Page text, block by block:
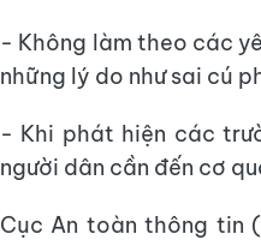
- Không làm theo các
những lý do như sai cú
- Khi phát hiện các
người dân cần đến cơ
Cục An toàn thông tin